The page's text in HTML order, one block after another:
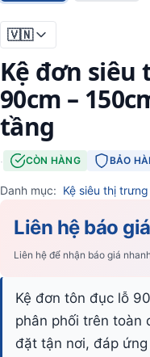
🇻🇳
Kệ đơn siêu
90cm –
tầng
· CÒN HÀNG BẢO
Danh mục: Kệ siêu thị
Liên hệ báo giá
Liên hệ để nhận báo giá
Kệ đơn tôn đục lỗ
phân phối trên toàn
đặt tận nơi, đáp